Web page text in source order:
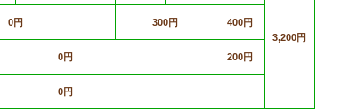
3,200円
0円 300円 400円
0円 200円
0円